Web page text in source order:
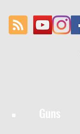
Guns
·